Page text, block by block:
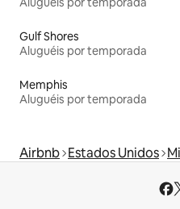
Gulf Shores
Aluguéis por temporada
Memphis
Aluguéis por temporada
Airbnb Estados Unidos